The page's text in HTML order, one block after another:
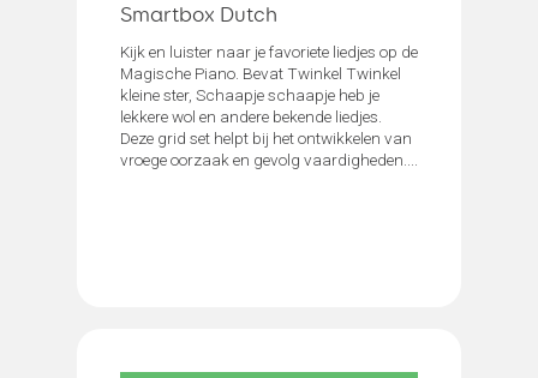
Smartbox Dutch
Kijk en luister naar je favoriete liedjes op de
Magische Piano. Bevat Twinkel Twinkel
kleine ster, Schaapje schaapje heb je
lekkere wol en andere bekende liedjes.
Deze grid set helpt bij het ontwikkelen van
vroege oorzaak en gevolg vaardigheden....